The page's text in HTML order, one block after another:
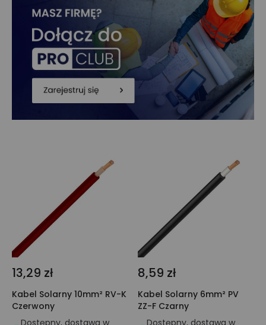
13,29 zł
Kabel Solarny 10mm² RV-K
Czerwony
8,59 zł
Kabel Solarny 6mm² PV
ZZ-F Czarny